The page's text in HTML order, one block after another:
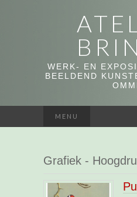
WERK- EN
BEELDEND
MENU
Grafiek -